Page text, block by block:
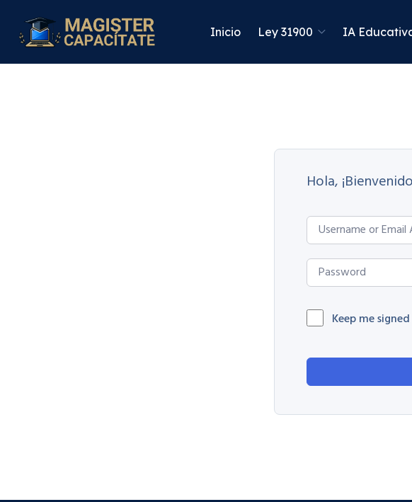
Inicio Ley 31900 IA
Hola,
Keep me